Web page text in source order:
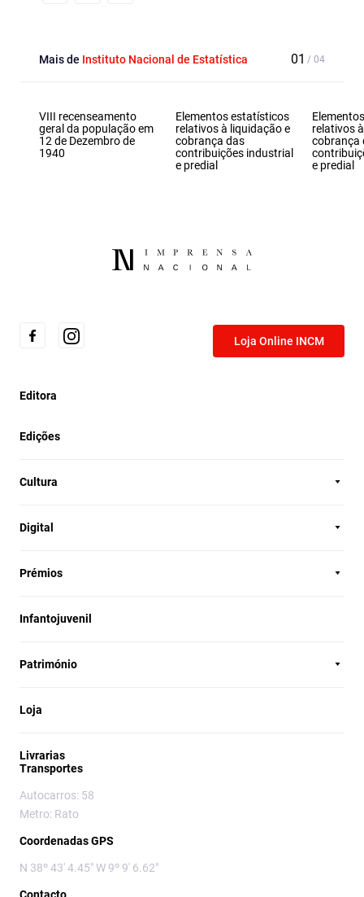
Mais de Instituto Nacional de Estatística
VIII recenseamento
geral da população em
12 de Dezembro de
1940
Elementos estatísticos
relativos à liquidação e
cobrança das
contribuições industrial
e predial
relativos
cobrança
e predial
Loja Online INCM
Editora
Edições
Cultura
Digital
Prémios
Infantojuvenil
Património
Loja
Livrarias
Transportes
Autocarros: 58
Metro: Rato
Coordenadas GPS
N 38º 43' 4.45" W 9º 9' 6.62"
Contacto